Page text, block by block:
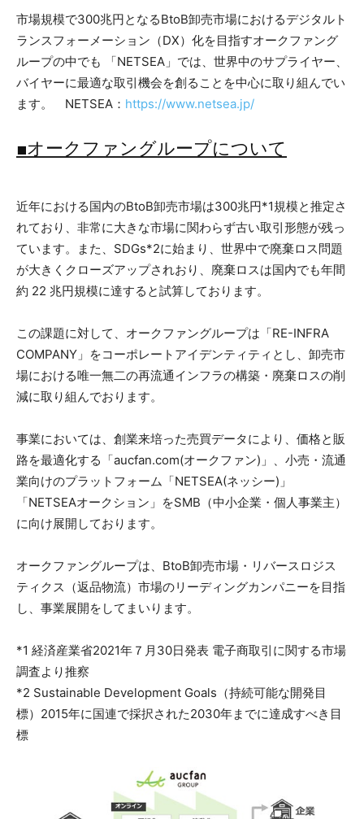
市場規模で300兆円となるBtoB卸売市場におけるデジタルト
ランスフォーメーション（DX）化を目指すオークファング
ループの中でも 「NETSEA」では、世界中のサプライヤー、
バイヤーに最適な取引機会を創ることを中心に取り組んでい
ます。 NETSEA： https://www.netsea.jp/
■オークファングループについて
近年における国内のBtoB卸売市場は300兆円*1規模と推定さ
れており、非常に大きな市場に関わらず古い取引形態が残っ
ています。また、SDGs*2に始まり、世界中で廃棄ロス問題
が大きくクローズアップされおり、廃棄ロスは国内でも年間
約 22 兆円規模に達すると試算しております。
この課題に対して、オークファングループは「RE-INFRA
COMPANY」をコーポレートアイデンティティとし、卸売市
場における唯一無二の再流通インフラの構築・廃棄ロスの削
減に取り組んでおります。
事業においては、創業来培った売買データにより、価格と販
路を最適化する「aucfan.com(オークファン)」、小売・流通
業向けのプラットフォーム「NETSEA(ネッシー)」
「NETSEAオークション」をSMB（中小企業・個人事業主）
に向け展開しております。
オークファングループは、BtoB卸売市場・リバースロジス
ティクス（返品物流）市場のリーディングカンパニーを目指
し、事業展開をしてまいります。
*1 経済産業省2021年７月30日発表 電子商取引に関する市場
調査より推察
*2 Sustainable Development Goals（持続可能な開発目
標）2015年に国連で採択された2030年までに達成すべき目
標